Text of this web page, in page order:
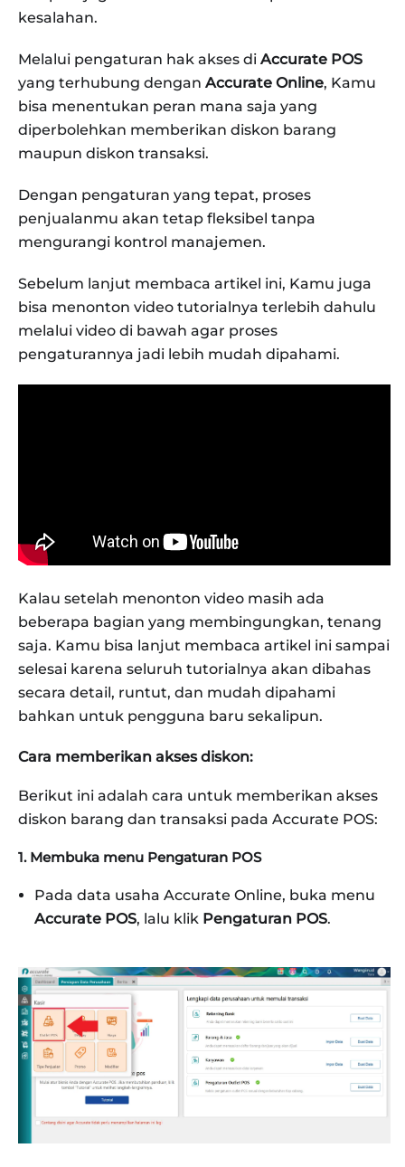
kesalahan.
Melalui pengaturan hak akses di Accurate POS
yang terhubung dengan Accurate Online, Kamu
bisa menentukan peran mana saja yang
diperbolehkan memberikan diskon barang
maupun diskon transaksi.
Dengan pengaturan yang tepat, proses
penjualanmu akan tetap fleksibel tanpa
mengurangi kontrol manajemen.
Sebelum lanjut membaca artikel ini, Kamu juga
bisa menonton video tutorialnya terlebih dahulu
melalui video di bawah agar proses
pengaturannya jadi lebih mudah dipahami.
Kalau setelah menonton video masih ada
beberapa bagian yang membingungkan, tenang
saja. Kamu bisa lanjut membaca artikel ini sampai
selesai karena seluruh tutorialnya akan dibahas
secara detail, runtut, dan mudah dipahami
bahkan untuk pengguna baru sekalipun.
Cara memberikan akses diskon:
Berikut ini adalah cara untuk memberikan akses
diskon barang dan transaksi pada Accurate POS:
1. Membuka menu Pengaturan POS
Pada data usaha Accurate Online, buka menu
Accurate POS, lalu klik Pengaturan POS.